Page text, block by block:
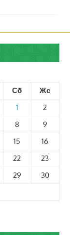
Сб
Жс
1
2
8
9
15
16
22
23
29
30